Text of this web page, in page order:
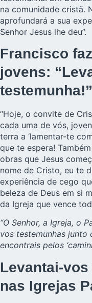
na comunidade cristã.
aprofundará a sua
Senhor Jesus lhe deu”.
Francisco
jovens:
testemunha!”
“Hoje, o convite de
cada uma de vós,
terra a ‘lamentar-te
que te espera!
obras que Jesus
nome de Cristo, eu te
experiência de cego
beleza de Deus em si
da Igreja que vence
“O Senhor, a Igreja, o
vos testemunhas junto
encontrais pelos
Levantai-
nas Igrejas